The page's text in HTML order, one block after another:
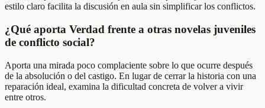
estilo claro facilita la discusión en aula sin simplificar los conflictos.
¿Qué aporta Verdad frente a otras novelas juveniles
de conflicto social?
Aporta una mirada poco complaciente sobre lo que ocurre después
de la absolución o del castigo. En lugar de cerrar la historia con una
reparación ideal, examina la dificultad concreta de volver a vivir
entre otros.